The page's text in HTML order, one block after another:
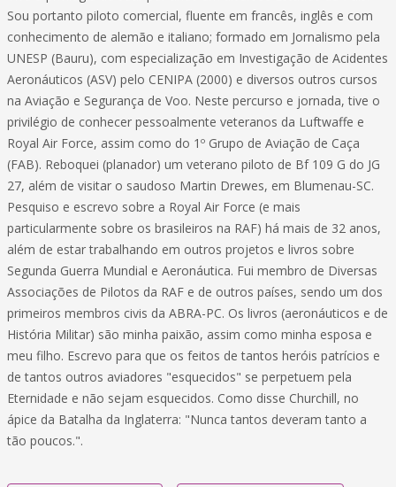
Sou portanto piloto comercial, fluente em francês, inglês e com
conhecimento de alemão e italiano; formado em Jornalismo pela
UNESP (Bauru), com especialização em Investigação de Acidentes
Aeronáuticos (ASV) pelo CENIPA (2000) e diversos outros cursos
na Aviação e Segurança de Voo. Neste percurso e jornada, tive o
privilégio de conhecer pessoalmente veteranos da Luftwaffe e
Royal Air Force, assim como do 1º Grupo de Aviação de Caça
(FAB). Reboquei (planador) um veterano piloto de Bf 109 G do JG
27, além de visitar o saudoso Martin Drewes, em Blumenau-SC.
Pesquiso e escrevo sobre a Royal Air Force (e mais
particularmente sobre os brasileiros na RAF) há mais de 32 anos,
além de estar trabalhando em outros projetos e livros sobre
Segunda Guerra Mundial e Aeronáutica. Fui membro de Diversas
Associações de Pilotos da RAF e de outros países, sendo um dos
primeiros membros civis da ABRA-PC. Os livros (aeronáuticos e de
História Militar) são minha paixão, assim como minha esposa e
meu filho. Escrevo para que os feitos de tantos heróis patrícios e
de tantos outros aviadores "esquecidos" se perpetuem pela
Eternidade e não sejam esquecidos. Como disse Churchill, no
ápice da Batalha da Inglaterra: "Nunca tantos deveram tanto a
tão poucos.".